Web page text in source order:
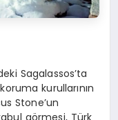
Sagalassos’ta
kurullarının
Stone’un
görmesi, Türk